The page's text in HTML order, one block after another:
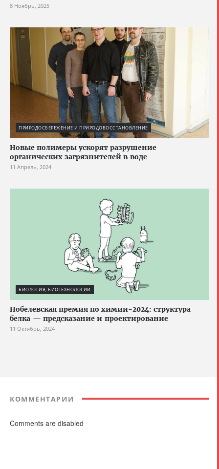
8 Ноябрь, 2025
ПРИРОДОСБЕРЕЖЕНИЕ И ПРИРОДОВОССТАНОВЛЕНИЕ
Новые полимеры ускорят разрушение
органических загрязнителей в воде
11 Апрель, 2024
БИОЛОГИЯ, БИОТЕХНОЛОГИИ
Нобелевская премия по химии-2024: структура
белка — предсказание и проектирование
11 Октябрь, 2024
КОММЕНТАРИИ
Comments are disabled